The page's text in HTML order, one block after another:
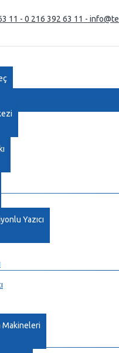
11 - 0 216 392 63 11 -
Yazıcı
Makineleri